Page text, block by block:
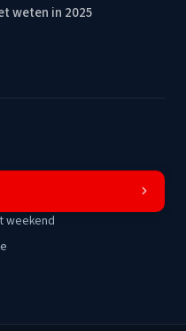
weten in 2025
weekend